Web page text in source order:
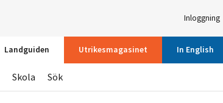
Inloggning
Landguiden Utrikesmagasinet In English
Skola Sök